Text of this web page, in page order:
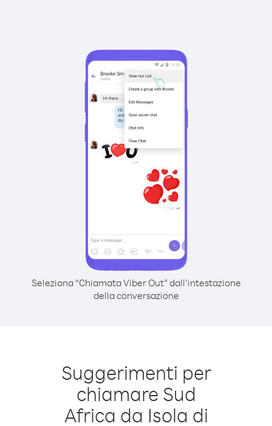
Seleziona “Chiamata Viber Out” dall’intestazione
della conversazione
Suggerimenti per
chiamare Sud
Africa da Isola di